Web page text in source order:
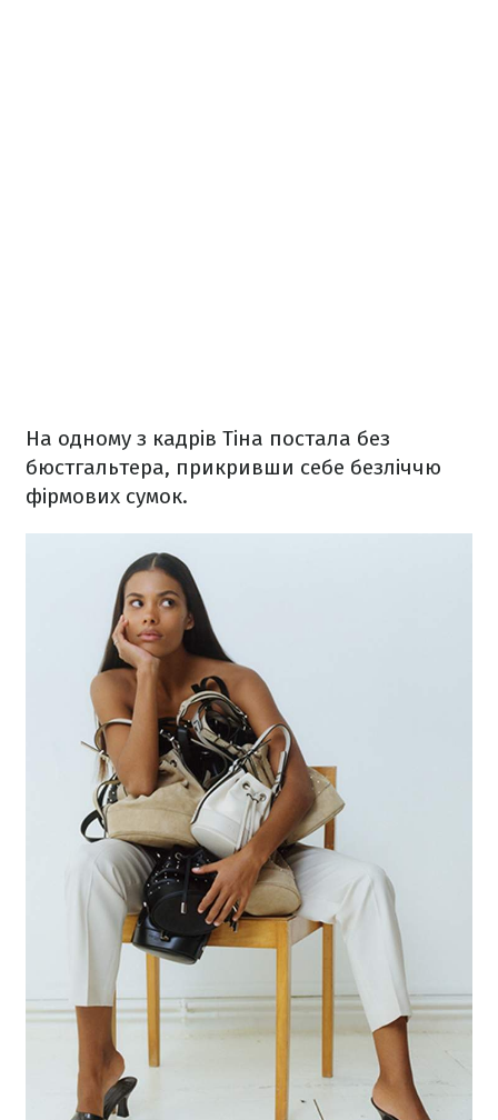
На одному з кадрів Тіна постала без
бюстгальтера, прикривши себе безліччю
фірмових сумок.